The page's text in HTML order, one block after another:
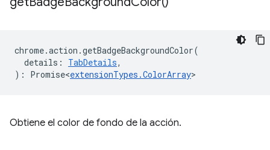
chrome.action .getBadgeBackgroundColor(
details : TabDetails,
) : Promise<extensionTypes .ColorArray>
Obtiene el color de fondo de la acción.